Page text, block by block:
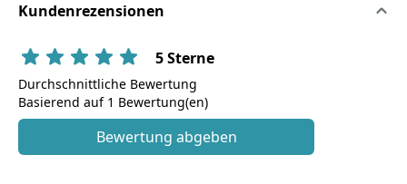
Kundenrezensionen
5 Sterne
Durchschnittliche Bewertung
Basierend auf 1 Bewertung(en)
Bewertung abgeben